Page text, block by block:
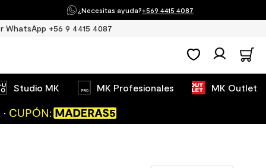
¿Necesitas ayuda?+569 4415 4087
WhatsApp +56 9 4415 4087
Studio MK MK Profesionales MK Outlet